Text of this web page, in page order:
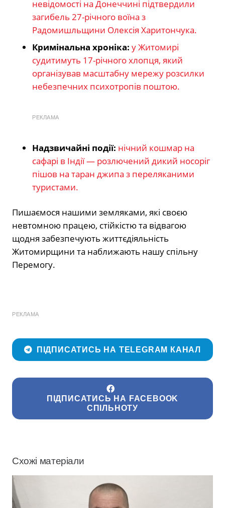
невідомості на Донеччині підтвердили
загибель 27-річного воїна з
Радомишльщини Олексія Харитончука.
Кримінальна хроніка: у Житомирі
судитимуть 17-річного хлопця, який
організував масштабну мережу розсилки
небезпечних психотропів поштою.
РЕКЛАМА
Надзвичайні події: нічний кошмар на
сафарі в Індії — розлючений дикий носоріг
пішов на таран джипа з переляканими
туристами.
Пишаємося нашими земляками, які своєю
невтомною працею, стійкістю та відвагою
щодня забезпечують життєдіяльність
Житомирщини та наближають нашу спільну
Перемогу.
РЕКЛАМА
ПІДПИСАТИСЬ НА TELEGRAM КАНАЛ
ПІДПИСАТИСЬ НА FACEBOOK
СПІЛЬНОТУ
Схожі матеріали